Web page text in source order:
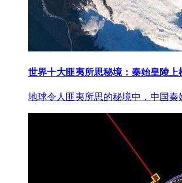
世界十大匪夷所思秘境：秦始皇陵上
地球令人匪夷所思的秘境中，中国